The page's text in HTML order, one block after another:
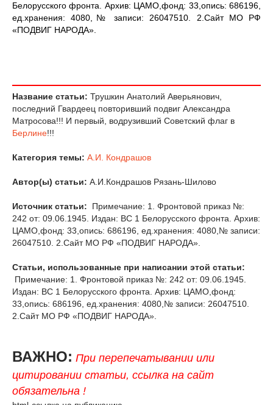
Белорусского фронта. Архив: ЦАМО,фонд: 33,опись: 686196,
ед.хранения: 4080,№ записи: 26047510. 2.Сайт МО РФ
«ПОДВИГ НАРОДА».
Название статьи: Трушкин Анатолий Аверьянович,
последний Гвардеец повторивший подвиг Александра
Матросова!!! И первый, водрузивший Советский флаг в
Берлине!!!
Категория темы: А.И. Кондрашов
Автор(ы) статьи: А.И.Кондрашов Рязань-Шилово
Источник статьи:
Примечание: 1. Фронтовой приказ №:
242 от: 09.06.1945. Издан: ВС 1 Белорусского фронта. Архив:
ЦАМО,фонд: 33,опись: 686196, ед.хранения: 4080,№ записи:
26047510. 2.Сайт МО РФ «ПОДВИГ НАРОДА».
Статьи, использованные при написании этой статьи:
Примечание: 1. Фронтовой приказ №: 242 от: 09.06.1945.
Издан: ВС 1 Белорусского фронта. Архив: ЦАМО,фонд:
33,опись: 686196, ед.хранения: 4080,№ записи: 26047510.
2.Сайт МО РФ «ПОДВИГ НАРОДА».
ВАЖНО: При перепечатывании или
цитировании статьи, ссылка на сайт
обязательна !